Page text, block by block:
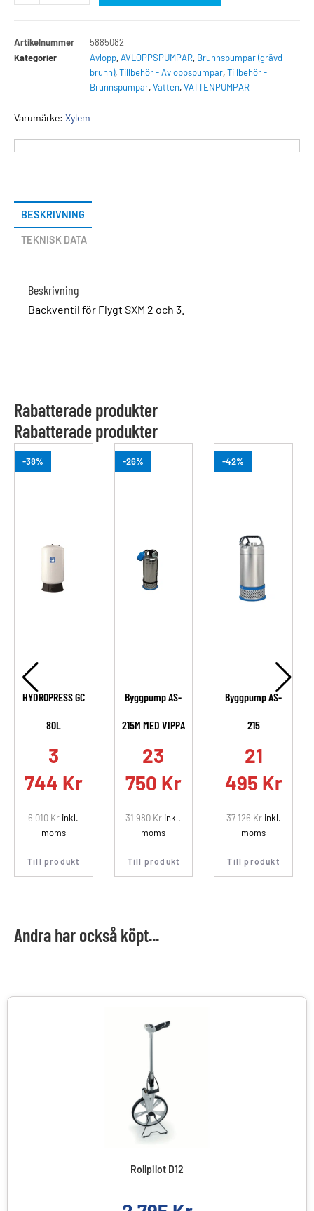
Artikelnummer
5885082
Kategorier
Avlopp,AVLOPPSPUMPAR, Brunnspumpar (grävd
brunn),Tillbehör - Avloppspumpar,Tillbehör -
Brunnspumpar,Vatten,VATTENPUMPAR
Varumärke: Xylem
BESKRIVNING
TEKNISK DATA
Beskrivning
Backventil för Flygt SXM 2 och 3.
Rabatterade produkter
Rabatterade produkter
-38%
HYDROPRESS GC
80L
3
744 Kr
6 010Krinkl.
moms
Till produkt
-26%
Byggpump AS-
215M MED VIPPA
23
750 Kr
31 980Krinkl.
moms
Till produkt
-42%
Byggpump AS-
215
21
495 Kr
37 126Krinkl.
moms
Till produkt
Andra har också köpt...
Rollpilot D12